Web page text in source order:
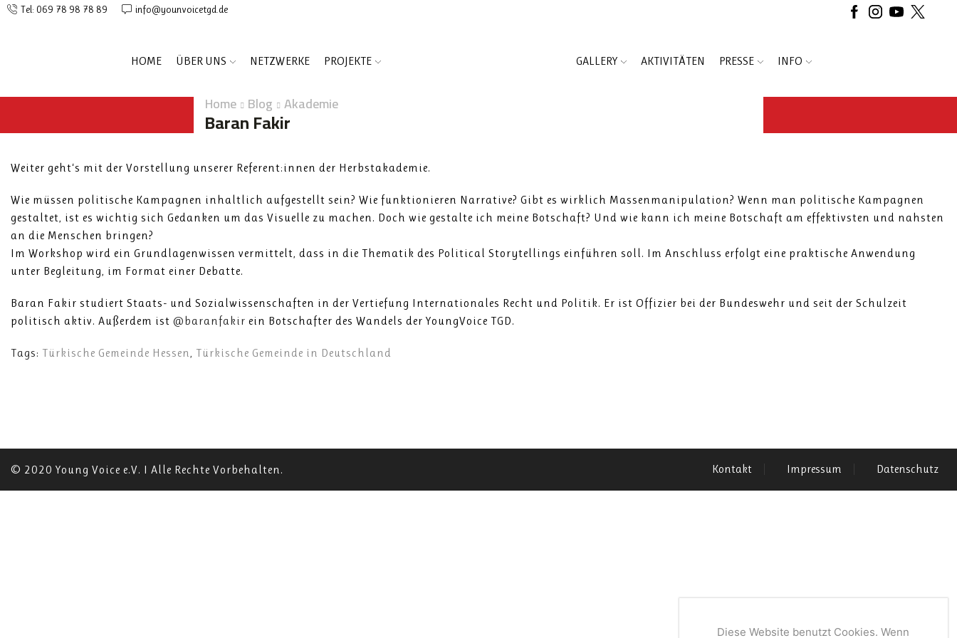
Tel: 069 78 98 78 89 info@younvoicetgd.de
HOME ÜBER UNS NETZWERKE PROJEKTE GALLERY AKTIVITÄTEN PRESSE INFO
Home Blog Akademie
Baran Fakir
Weiter geht‘s mit der Vorstellung unserer Referent:innen der Herbstakademie.
Wie müssen politische Kampagnen inhaltlich aufgestellt sein? Wie funktionieren Narrative? Gibt es wirklich Massenmanipulation? Wenn man politische Kampagnen
gestaltet, ist es wichtig sich Gedanken um das Visuelle zu machen. Doch wie gestalte ich meine Botschaft? Und wie kann ich meine Botschaft am effektivsten und nahsten
an die Menschen bringen?
Im Workshop wird ein Grundlagenwissen vermittelt, dass in die Thematik des Political Storytellings einführen soll. Im Anschluss erfolgt eine praktische Anwendung
unter Begleitung, im Format einer Debatte.
Baran Fakir studiert Staats- und Sozialwissenschaften in der Vertiefung Internationales Recht und Politik. Er ist Offizier bei der Bundeswehr und seit der Schulzeit
politisch aktiv. Außerdem ist @baranfakir ein Botschafter des Wandels der YoungVoice TGD.
Tags: Türkische Gemeinde Hessen, Türkische Gemeinde in Deutschland
© 2020 Young Voice e.V. I Alle Rechte Vorbehalten. Kontakt Impressum Datenschutz
Diese Website benutzt Cookies. Wenn